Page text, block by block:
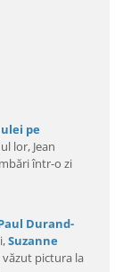
ulei pe
lor, Jean
într-o zi
Durand-
Suzanne
văzut pictura la